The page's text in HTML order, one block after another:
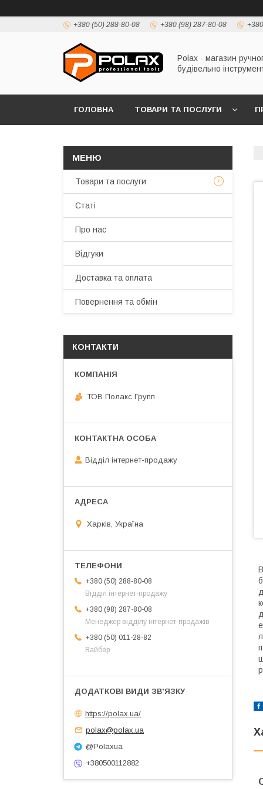
+380 (50) 288-80-08 +380 (98) 287-80-08
Polax - магазин
будівельно
ГОЛОВНА ТОВАРИ ТА ПОСЛУГИ
Товари та послуги
Статі
Про нас
Відгуки
Доставка та оплата
Повернення та обмін
КОНТАКТИ
ТОВ Полакс Групп
Відділ інтернет-продажу
Харків, Україна
+380 (50) 288-80-08
Відділ інтернет-продажу
+380 (98) 287-80-08
Менеджер відділу інтернет-продажів
+380 (50) 011-28-82
Вайбер
https://polax.ua/
polax@polax.ua
@Polaxua
+380500112882